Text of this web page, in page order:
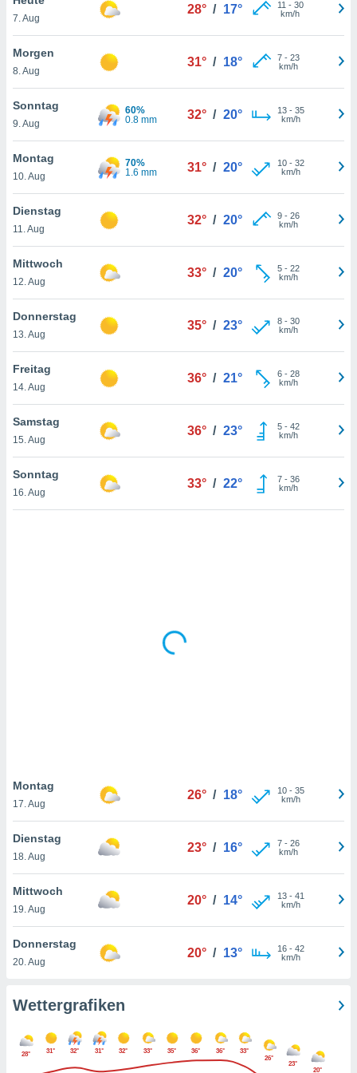
oder
Partner
es uns
das
der
Profil zu
Ihnen
finden
. Sie
jederzeit
Rand
können
von
und
klicken.
und
7. Aug
28° / 17° 11 - 30
km/h
Morgen
8. Aug
31° / 18° 7- 23
km/h
Sonntag
9. Aug
60%
0.8 mm
32° / 20° 13- 35
km/h
Montag
10. Aug
70%
1.6 mm
31° / 20° 10- 32
km/h
Dienstag
11. Aug
32° / 20° 9- 26
km/h
Mittwoch
12. Aug
33° / 20° 5- 22
km/h
Donnerstag
13. Aug
35° / 23° 8- 30
km/h
Freitag
14. Aug
36° / 21° 6- 28
km/h
Samstag
15. Aug
36° / 23° 5- 42
km/h
Sonntag
16. Aug
33° / 22° 7- 36
km/h
Montag
17. Aug
26° / 18° 10- 35
km/h
Dienstag
18. Aug
23° / 16° 7- 26
km/h
Mittwoch
19. Aug
20° / 14° 13- 41
km/h
Donnerstag
20. Aug
20° / 13° 16- 42
km/h
Wettergrafiken
28° 31° 32° 31° 32° 33° 35° 36° 36°
33°
26°
23°
20°